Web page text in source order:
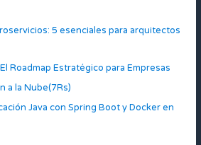
5 esenciales para arquitectos
Roadmap Estratégico para Empresas
a la Nube(7Rs)
Java con Spring Boot y Docker en